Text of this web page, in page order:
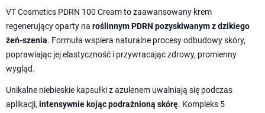
VT Cosmetics PDRN 100 Cream to zaawansowany krem
regenerujący oparty na roślinnym PDRN pozyskiwanym z dzikiego
żeń-szenia. Formuła wspiera naturalne procesy odbudowy skóry,
poprawiając jej elastyczność i przywracając zdrowy, promienny
wygląd.
Unikalne niebieskie kapsułki z azulenem uwalniają się podczas
aplikacji, intensywnie kojąc podrażnioną skórę. Kompleks 5